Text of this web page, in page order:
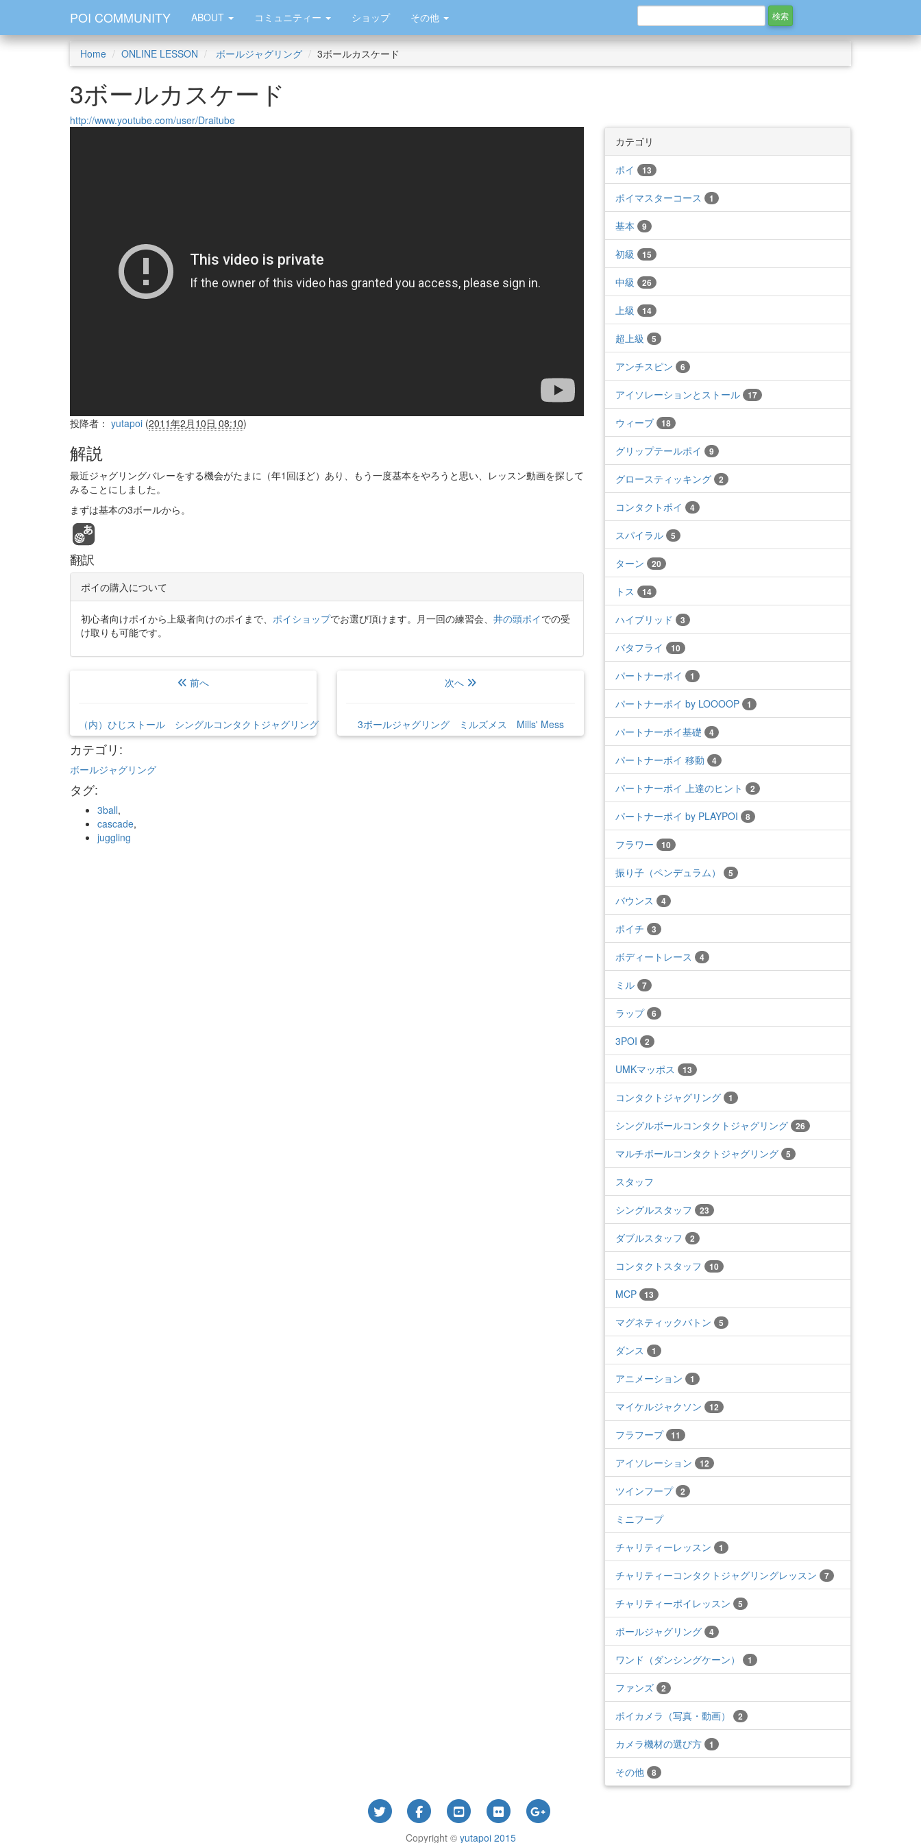
POI COMMUNITY ABOUT コミュニティー ショップ その他
Home ONLINE LESSON ボールジャグリング 3ボールカスケード
3ボールカスケード
http://www.youtube.com/user/Draitube
投降者： yutapoi (2011年2月10日 08:10)
解説
最近ジャグリングバレーをする機会がたまに（年1回ほど）あり、もう一度基本をやろうと思い、レッスン動画を探して
みることにしました。
まずは基本の3ボールから。
翻訳
ポイの購入について
初心者向けポイから上級者向けのポイまで、 ポイショップでお選び頂けます。月一回の練習会、 井の頭ポイでの受
け取りも可能です。
前へ
（内）ひじストール シングルコンタクトジャグリング
次へ
3ボールジャグリング ミルズメス Mills' Mess
カテゴリ:
ボールジャグリング
タグ:
3ball,
cascade,
juggling
カテゴリ
ポイ 13
ポイマスターコース 1
基本 9
初級 15
中級 26
上級 14
超上級 5
アンチスピン 6
アイソレーションとストール 17
ウィーブ 18
グリップテールポイ 9
グロースティッキング 2
コンタクトポイ 4
スパイラル 5
ターン 20
トス 14
ハイブリッド 3
バタフライ 10
パートナーポイ 1
パートナーポイ by LOOOOP 1
パートナーポイ基礎 4
パートナーポイ 移動 4
パートナーポイ 上達のヒント 2
パートナーポイ by PLAYPOI 8
フラワー 10
振り子（ペンデュラム） 5
バウンス 4
ポイチ 3
ボディートレース 4
ミル 7
ラップ 6
3POI 2
UMKマッポス 13
コンタクトジャグリング 1
シングルボールコンタクトジャグリング 26
マルチボールコンタクトジャグリング 5
スタッフ
シングルスタッフ 23
ダブルスタッフ 2
コンタクトスタッフ 10
MCP 13
マグネティックバトン 5
ダンス 1
アニメーション 1
マイケルジャクソン 12
フラフープ 11
アイソレーション 12
ツインフープ 2
ミニフープ
チャリティーレッスン 1
チャリティーコンタクトジャグリングレッスン 7
チャリティーポイレッスン 5
ボールジャグリング 4
ワンド（ダンシングケーン） 1
ファンズ 2
ポイカメラ（写真・動画） 2
カメラ機材の選び方 1
その他 8
Copyright © yutapoi 2015